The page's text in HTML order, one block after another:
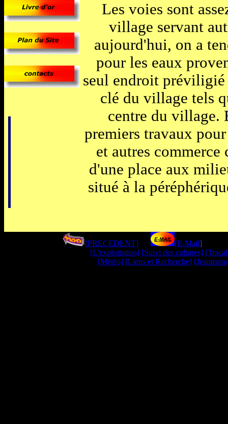
Les voies sont
village servant
aujourd'hui, on a
pour les eaux
seul endroit préviligié
clé du village tels
centre du village.
premiers travaux
et autres
d'une place aux
situé à la
[PRECEDENT] [E-Mail]
[L'exploitation] [Suivi des cultures]
[Météo] [Liens et Recherche]